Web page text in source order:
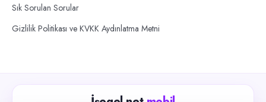
Sık Sorulan Sorular
Gizlilik Politikası ve KVKK Aydınlatma Metni